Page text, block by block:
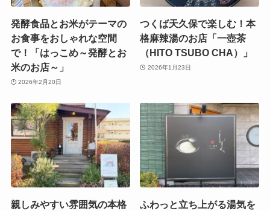
発酵食品とお米がテーマの
お食事をおしゃれな空間
で！「はっこめ～発酵とお
米のお店～」
2026年2月20日
つくば天久保で楽しむ！本
格麻辣湯のお店「一壺茶
（HITO TSUBO CHA）」
2026年1月23日
親しみやすい雰囲気の本格
ふわっと立ち上がる湯気を